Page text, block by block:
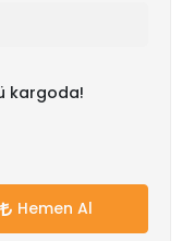
kargoda!
Hemen Al